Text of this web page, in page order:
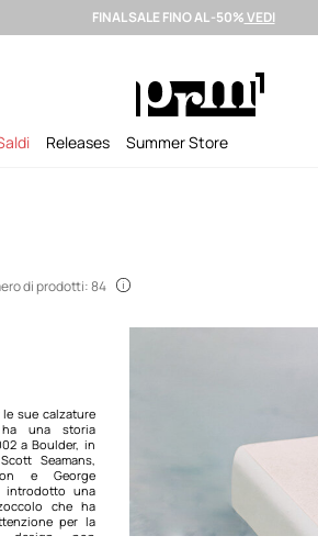
Brand premium selezionati >
FINAL SALE FINO AL -50%VEDI
Releases Summer Store
di prodotti: 84
sue calzature
una storia
a Boulder, in
Seamans,
e George
introdotto una
che ha
per la
non